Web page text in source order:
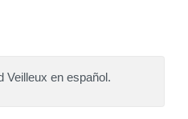
Veilleux en español.